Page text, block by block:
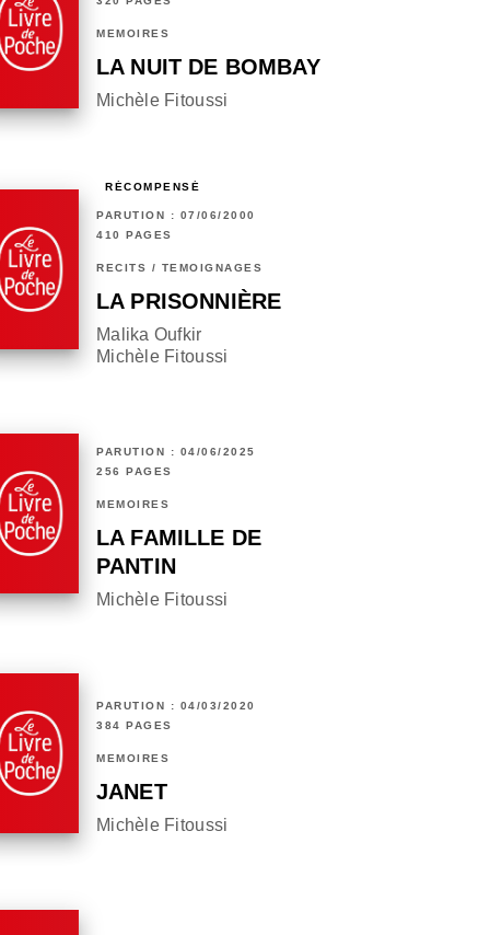
MÉMOIRES
LA NUIT DE BOMBAY
Michèle Fitoussi
RÉCOMPENSÉ
PARUTION : 07/06/2000
410 PAGES
RÉCITS / TÉMOIGNAGES
LA PRISONNIÈRE
Malika Oufkir
Michèle Fitoussi
PARUTION : 04/06/2025
256 PAGES
MÉMOIRES
LA FAMILLE DE
PANTIN
Michèle Fitoussi
PARUTION : 04/03/2020
384 PAGES
MÉMOIRES
JANET
Michèle Fitoussi